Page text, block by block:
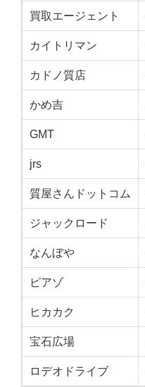
買取エージェント
カイトリマン
カドノ質店
かめ吉
GMT
jrs
質屋さんドットコム
ジャックロード
なんぼや
ピアゾ
ヒカカク
宝石広場
ロデオドライブ